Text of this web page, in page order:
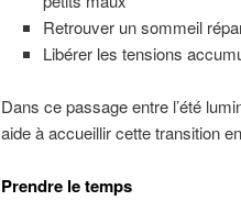
Retrouver un sommeil
Libérer les tensions
Dans ce passage entre l’été
aide à accueillir cette transition
Prendre le temps